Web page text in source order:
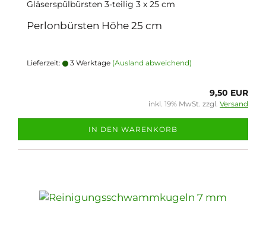
Gläserspülbürsten 3-teilig 3 x 25 cm
Perlonbürsten Höhe 25 cm
Lieferzeit: 3 Werktage (Ausland abweichend)
9,50 EUR
inkl. 19% MwSt. zzgl. Versand
IN DEN WARENKORB